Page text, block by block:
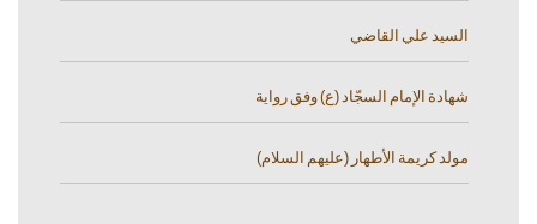
السيد علي القاضي
شهادة الإمام السجّاد (ع) وفق رواية
مولد كريمة الأطهار (عليهم السلام)